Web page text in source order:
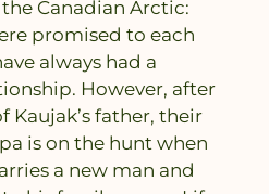
Canadian Arctic:
promised to each
always had a
However, after
Kaujak’s father, their
is on the hunt when
a new man and